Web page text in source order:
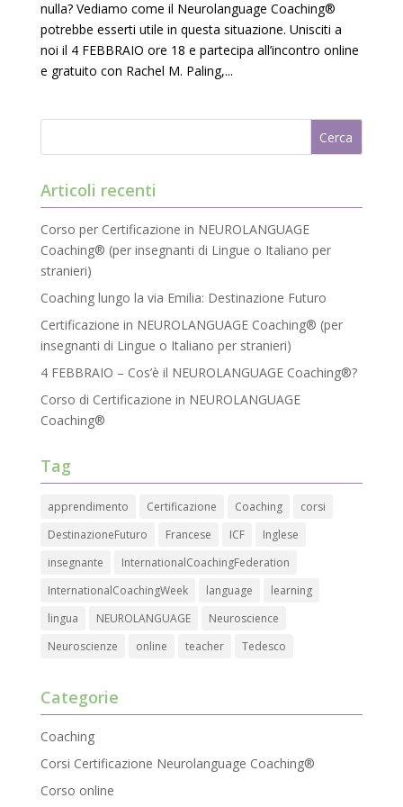
chiudere il banner mediante la X posta in alto a destra e
ciò comporterà il permanere delle impostazioni di default
e dunque la continuazione della navigazione in assenza
di cookie o altri strumenti di tracciamento diversi da quelli
tutti, se invece vuoi autonomamente selezionare i cookie
da accettare clicca su personalizza. Se vuoi saperne di
nulla? Vediamo come il Neurolanguage Coaching®
potrebbe esserti utile in questa situazione. Unisciti a
noi il 4 FEBBRAIO ore 18 e partecipa all’incontro online
e gratuito con Rachel M. Paling,...
Articoli recenti
Corso per Certificazione in NEUROLANGUAGE
Coaching® (per insegnanti di Lingue o Italiano per
stranieri)
Coaching lungo la via Emilia: Destinazione Futuro
Certificazione in NEUROLANGUAGE Coaching® (per
insegnanti di Lingue o Italiano per stranieri)
4 FEBBRAIO – Cos’è il NEUROLANGUAGE Coaching®?
Corso di Certificazione in NEUROLANGUAGE
Coaching®
Tag
apprendimento Certificazione Coaching
corsi
DestinazioneFuturo
Francese ICF
Inglese
insegnante
InternationalCoachingFederation
InternationalCoachingWeek
language
learning
lingua
NEUROLANGUAGE
Neuroscience
Neuroscienze
online teacher Tedesco
Categorie
Coaching
Corsi Certificazione Neurolanguage Coaching®
Corso online